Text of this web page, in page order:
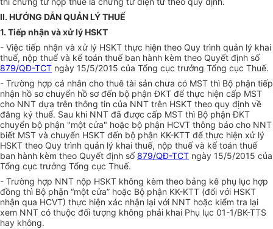
II. HƯỚNG DẪN QUẢN LÝ THUẾ
1. Tiếp nhận và xử lý HSKT
- Việc tiếp nhận và xử lý HSKT thực hiện theo Quy trình quản lý khai
thuế, nộp thuế và kế toán thuế ban hành kèm theo Quyết định số
879/QĐ-TCT ngày 15/5/2015 của Tổng cục trưởng Tổng cục Thuế.
- Trường hợp cá nhân cho thuê tài sản chưa có MST thì Bộ phận tiếp
nhận hồ sơ chuyển hồ sơ đến bộ phận ĐKT để thực hiện cấp MST
cho NNT dựa trên thông tin của NNT trên HSKT theo quy định về
đăng ký thuế. Sau khi NNT đã được cấp MST thì Bộ phận ĐKT
chuyển bộ phận "một cửa" hoặc bộ phận HCVT thông báo cho NNT
biết MST và chuyển HSKT đến bộ phận KK-KTT để thực hiện xử lý
HSKT theo Quy trình quản lý khai thuế, nộp thuế và kế toán thuế
ban hành kèm theo Quyết định số879/QĐ-TCT ngày 15/5/2015 của
Tổng cục trưởng Tổng cục Thuế.
- Trường hợp NNT nộp HSKT không kèm theo bảng kê phụ lục hợp
đồng thì Bộ phận “một cửa” hoặc Bộ phận KK-KTT (đối với HSKT
nhận qua HCVT) thực hiện xác nhận lại với NNT hoặc kiểm tra lại
xem NNT có thuộc đối tượng không phải khai Phụ lục 01-1/BK-TTS
hay không.